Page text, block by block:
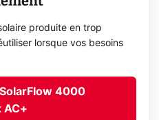
produite en trop
lorsque vos besoins
4000
AC+